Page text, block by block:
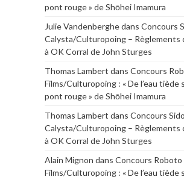
pont rouge » de Shōhei Imamura
Julie Vandenberghedans Concours
Calysta/Culturopoing – Règlements
à OK Corral de John Sturges
Thomas Lambert dans Concours
Films/Culturopoing : « De l’eau tiède
pont rouge » de Shōhei Imamura
Thomas Lambert dans Concours
Calysta/Culturopoing – Règlements
à OK Corral de John Sturges
Alain Mignon dans Concours Roboto
Films/Culturopoing : « De l’eau tiède